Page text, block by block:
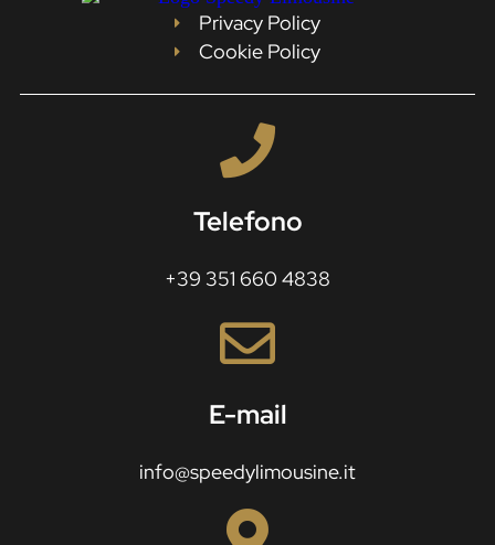
Privacy Policy
Cookie Policy
Telefono
+39 351 660 4838
E-mail
info@speedylimousine.it